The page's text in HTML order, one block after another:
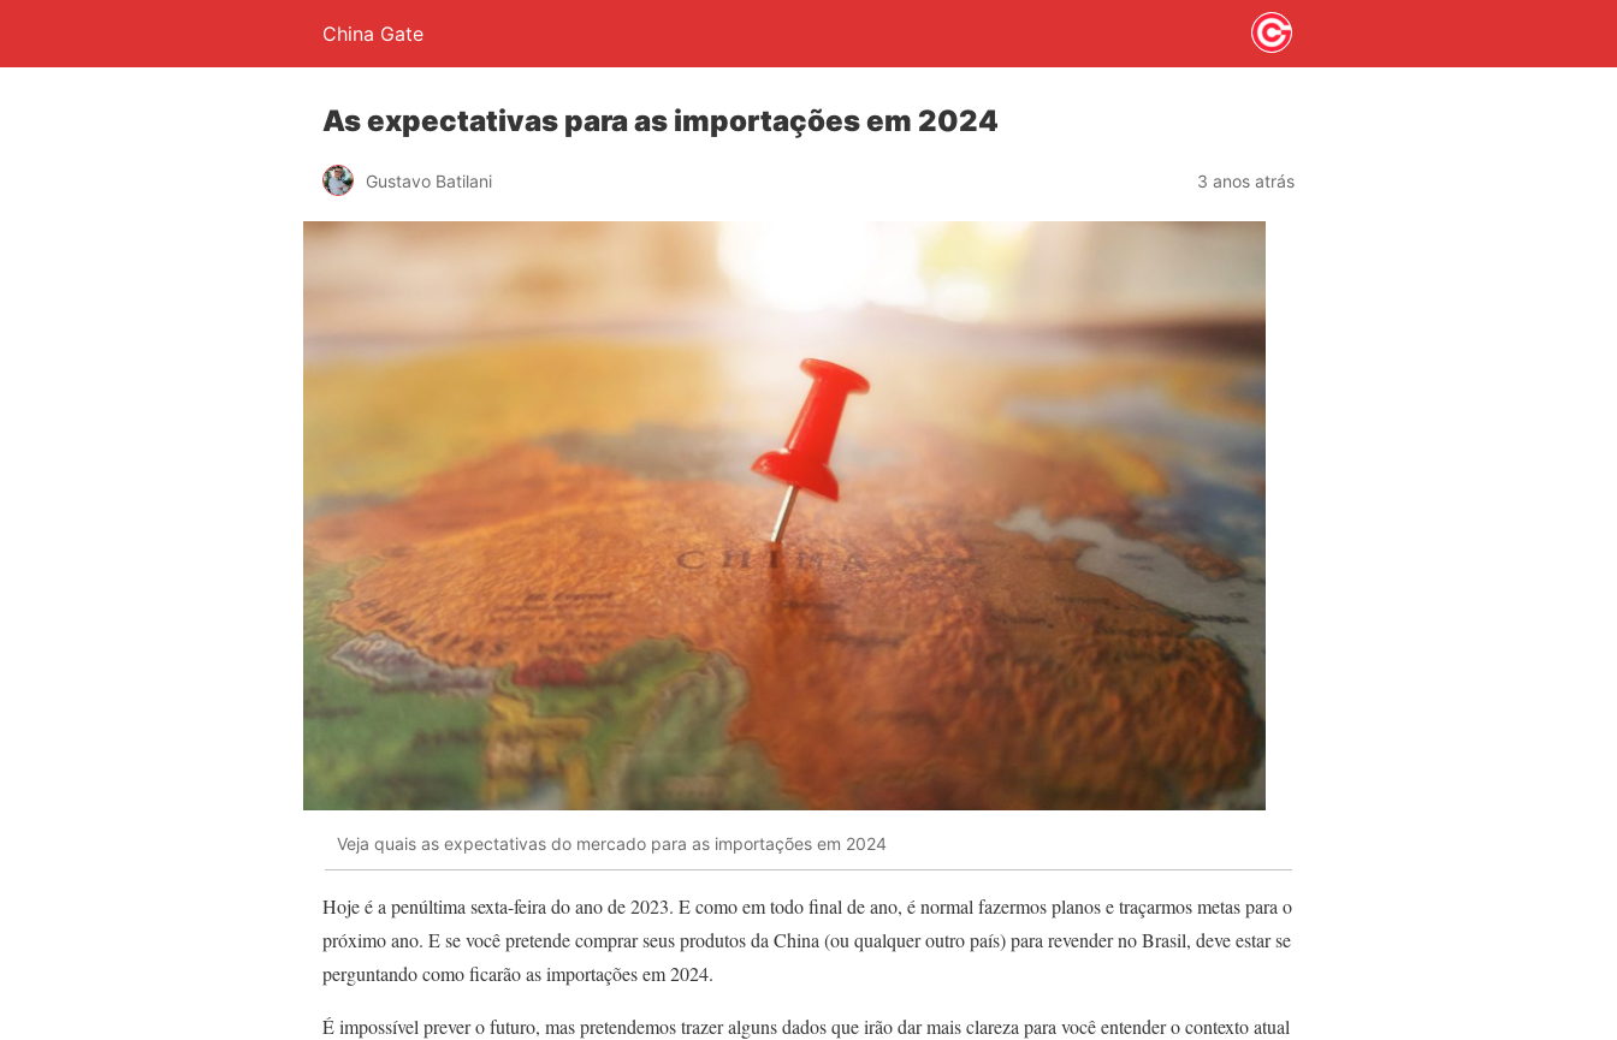
China Gate
As expectativas para as importações em 2024
Gustavo Batilani 3 anos atrás
Veja quais as expectativas do mercado para as importações em 2024
Hoje é a penúltima sexta-feira do ano de 2023. E como em todo final de ano, é normal fazermos planos e traçarmos metas para o
próximo ano. E se você pretende comprar seus produtos da China (ou qualquer outro país) para revender no Brasil, deve estar se
perguntando como ficarão as importações em 2024.
É impossível prever o futuro, mas pretendemos trazer alguns dados que irão dar mais clareza para você entender o contexto atual